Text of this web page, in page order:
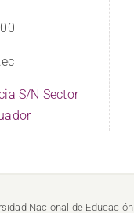
S/N Sector
Nacional de Educación